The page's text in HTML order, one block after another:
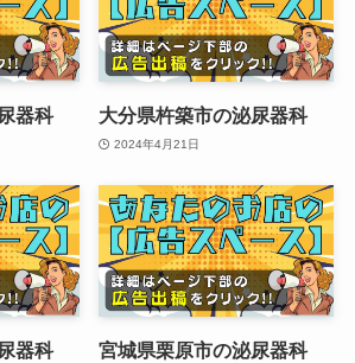
器科 大分県杵築市の泌尿器科
2024年4月21日
器科 宮城県栗原市の泌尿器科